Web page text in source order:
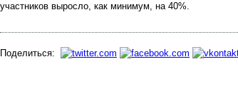
участников выросло, как минимум, на 40%.
Поделиться: